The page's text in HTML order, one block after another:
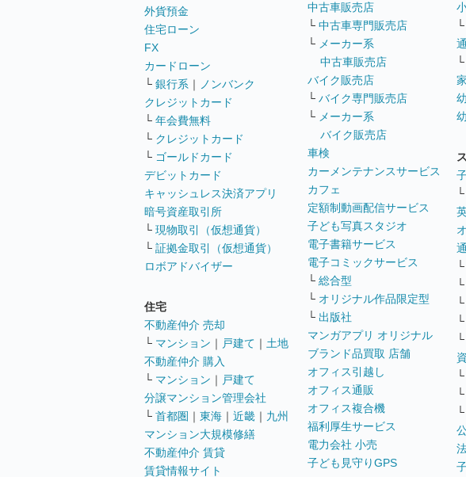
外貨預金
住宅ローン
FX
カードローン
└ 銀行系 ｜
ノンバンク
クレジットカード
└ 年会費無料
└ クレジットカード
└ ゴールドカード
デビットカード
キャッシュレス決済アプリ
暗号資産取引所
└ 現物取引（仮想通貨）
└ 証拠金取引（仮想通貨）
ロボアドバイザー
住宅
不動産仲介 売却
└ マンション ｜ 戸建て ｜ 土地
不動産仲介 購入
└ マンション ｜ 戸建て
分譲マンション管理会社
└ 首都圏 ｜ 東海 ｜ 近畿 ｜ 九州
マンション大規模修繕
不動産仲介 賃貸
賃貸情報サイト
中古車販売店
└ 中古車専門販売店
└ メーカー系
中古車販売店
バイク販売店
└ バイク専門販売店
└ メーカー系
バイク販売店
車検
カーメンテナンスサービス
カフェ
定額制動画配信サービス
子ども写真スタジオ
電子書籍サービス
電子コミックサービス
└ 総合型
└ オリジナル作品限定型
└ 出版社
マンガアプリ オリジナル
ブランド品買取 店舗
オフィス引越し
オフィス通販
オフィス複合機
福利厚生サービス
電力会社 小売
子ども見守りGPS
└
└
└
└
└
└
└
└
└
└
└